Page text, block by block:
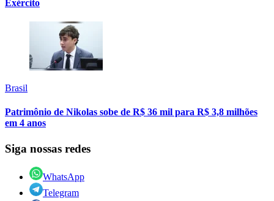
Exército
Brasil
Patrimônio de Nikolas sobe de R$ 36 mil para R$ 3,8 milhões
em 4 anos
Siga nossas redes
WhatsApp
Telegram